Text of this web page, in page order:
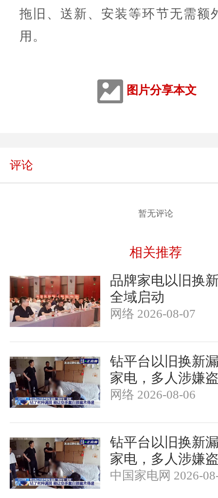
拖旧、送新、安装等环节无需额
用。
图片分享本文
评论
暂无评论
相关推荐
品牌家电以旧换
全域启动
网络 2026-08-07
钻平台以旧换新
家电，多人涉嫌
网络 2026-08-06
钻平台以旧换新
家电，多人涉嫌
中国家电网 2026-